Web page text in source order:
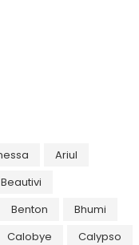
Ariul
Beautivi
Benton
Bhumi
Calobye
Calypso